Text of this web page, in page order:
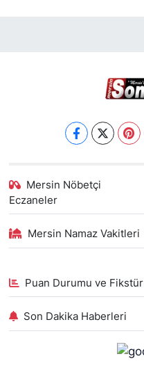
Mersin Nöbetçi
Eczaneler
Mersin Namaz Vakitleri
Puan Durumu ve Fikstür
Son Dakika Haberleri